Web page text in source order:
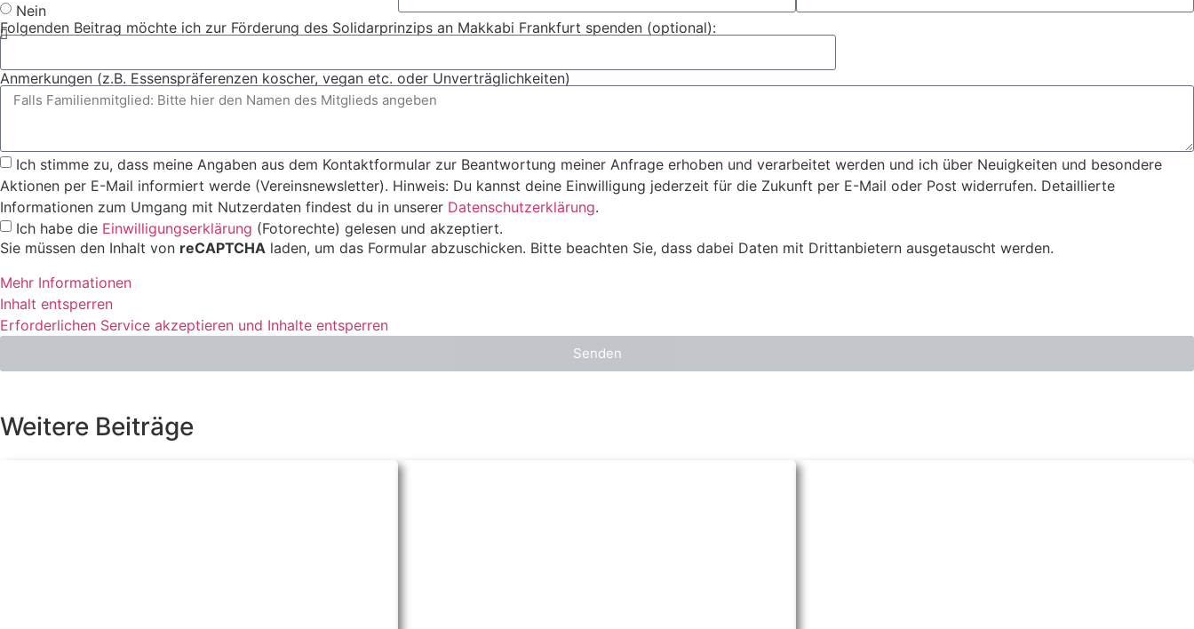
Nein
Folgenden Beitrag möchte ich zur Förderung des Solidarprinzips an Makkabi Frankfurt spenden (optional):
Anmerkungen (z.B. Essenspräferenzen koscher, vegan etc. oder Unverträglichkeiten)
Ich stimme zu, dass meine Angaben aus dem Kontaktformular zur Beantwortung meiner Anfrage erhoben und verarbeitet werden und ich über Neuigkeiten und besondere
Aktionen per E-Mail informiert werde (Vereinsnewsletter). Hinweis: Du kannst deine Einwilligung jederzeit für die Zukunft per E-Mail oder Post widerrufen. Detaillierte
Informationen zum Umgang mit Nutzerdaten findest du in unserer Datenschutzerklärung.
Ich habe die Einwilligungserklärung (Fotorechte) gelesen und akzeptiert.
Sie müssen den Inhalt von reCAPTCHA laden, um das Formular abzuschicken. Bitte beachten Sie, dass dabei Daten mit Drittanbietern ausgetauscht werden.
Mehr Informationen
Inhalt entsperren
Erforderlichen Service akzeptieren und Inhalte entsperren
Senden
Weitere Beiträge